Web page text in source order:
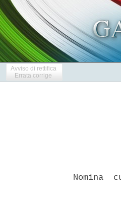
Avviso di rettifica
Errata corrige
Nomina